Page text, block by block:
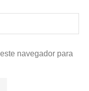
navegador para